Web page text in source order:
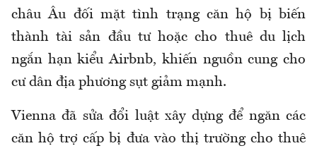
châu Âu đối mặt tình trạng căn hộ bị biến
thành tài sản đầu tư hoặc cho thuê du lịch
ngắn hạn kiểu Airbnb, khiến nguồn cung cho
cư dân địa phương sụt giảm mạnh.
Vienna đã sửa đổi luật xây dựng để ngăn các
căn hộ trợ cấp bị đưa vào thị trường cho thuê